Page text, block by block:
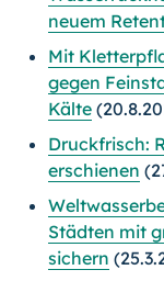
neuem
Mit
gegen
Kälte
Druckfrisch:
erschienen
Städten mit
sichern